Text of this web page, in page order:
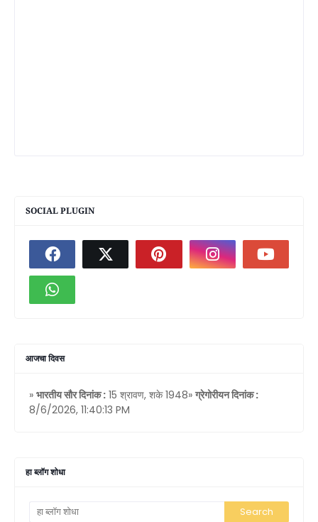
SOCIAL PLUGIN
आजचा दिवस
» भारतीय सौर दिनांक : 15 श्रावण, शके 1948» ग्रेगोरीयन दिनांक :
8/6/2026, 11:40:13 PM
हा ब्लॉग शोधा